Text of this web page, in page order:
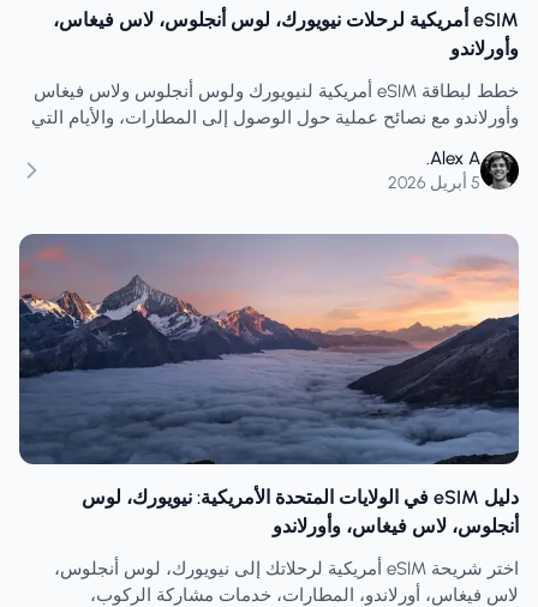
eSIM أمريكية لرحلات نيويورك، لوس أنجلوس، لاس فيغاس،
وأورلاندو
خطط لبطاقة eSIM أمريكية لنيويورك ولوس أنجلوس ولاس فيغاس
وأورلاندو مع نصائح عملية حول الوصول إلى المطارات، والأيام التي
البيانات الواقعية.
Alex A.
5 أبريل 2026
دليل eSIM في الولايات المتحدة الأمريكية: نيويورك، لوس
أنجلوس، لاس فيغاس، وأورلاندو
اختر شريحة eSIM أمريكية لرحلاتك إلى نيويورك، لوس أنجلوس،
لاس فيغاس، أورلاندو، المطارات، خدمات مشاركة الركوب،